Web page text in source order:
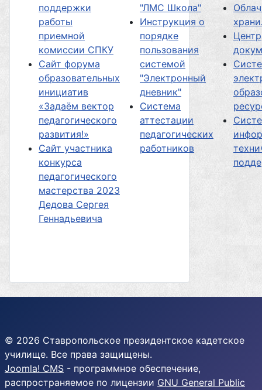
поддержки
работы
приемной
комиссии СПКУ
Сайт форума
образовательных
инициатив
«Задаём вектор
педагогического
развития!»
Сайт участника
конкурса
педагогического
мастерства 2023
Дедова Сергея
Геннадьевича
"ЛМС Школа"
Инструкция о
порядке
пользования
системой
"Электронный
дневник"
Система
аттестации
педагогических
работников
Центр
© 2026 Ставропольское президентское кадетское
училище. Все права защищены.
Joomla! CMS - программное обеспечение,
распространяемое по лицензии GNU General Public